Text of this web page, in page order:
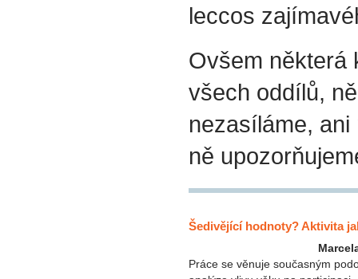
leccos
Ovšem některá
všech oddílů,
nezasíláme,
ně
Šedivějící hodnoty? Aktivita
Práce se věnuje současným